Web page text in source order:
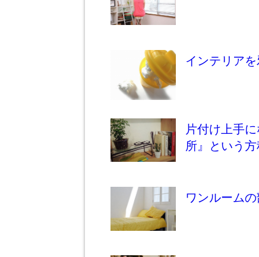
インテリア
片付け上手
所』という
ワンルーム